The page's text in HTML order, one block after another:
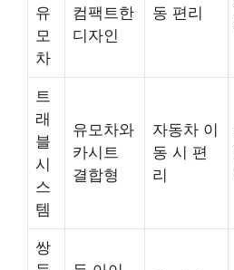
유
모
차
컴팩트한
디자인
동 편리
트
래
블
시
스
템
유모차와
카시트
결합형
자동차 이
동 시 편
리
쌍